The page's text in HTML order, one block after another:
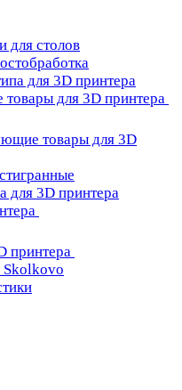
для столов
для 3D принтера
для 3D принтера
товары для 3D
для 3D принтера
принтера